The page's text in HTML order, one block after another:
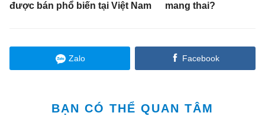
được bán phổ biến tại Việt Nam
mang thai?
Zalo Facebook
BẠN CÓ THỂ QUAN TÂM